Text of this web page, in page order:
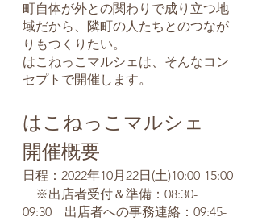
町自体が外との関わりで成り立つ地
域だから、隣町の人たちとのつなが
りもつくりたい。
はこねっこマルシェは、そんなコン
セプトで開催します。
はこねっこマルシェ
開催概要
日程：2022年10月22日(土)10:00-15:00
※出店者受付＆準備：08:30-
09:30　出店者への事務連絡：09:45-